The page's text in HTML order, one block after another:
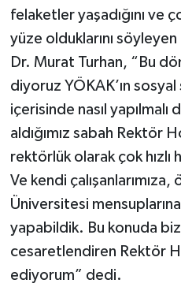
felaketler yaşadığını ve
yüze olduklarını söyleyen
Dr. Murat Turhan, “Bu
diyoruz YÖKAK’ın
içerisinde nasıl
aldığımız sabah Rektör
rektörlük olarak çok hızlı
Ve kendi
Üniversitesi
yapabildik. Bu konuda
cesaretlendiren Rektör
ediyorum” dedi.